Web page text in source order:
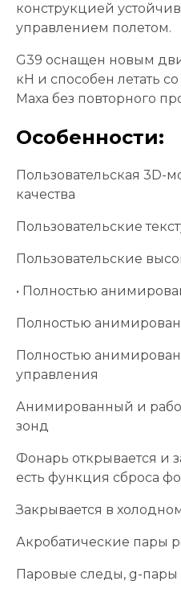
конструкцией
управлением полетом.
G39 оснащен новым
кН и способен летать
Маха без повторного
Особенности:
Пользовательская 3D-
качества
Пользовательские
Пользовательские
• Полностью
Полностью
Полностью
управления
Анимированный и
зонд
Фонарь открывается и
есть функция сброса
Закрывается в
Акробатические пары
Паровые следы, g-пары